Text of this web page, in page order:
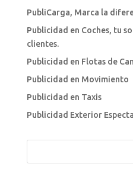
PubliCarga, Marca la
Publicidad en Coches, tu
clientes.
Publicidad en Flotas de
Publicidad en Movimiento
Publicidad en Taxis
Publicidad Exterior